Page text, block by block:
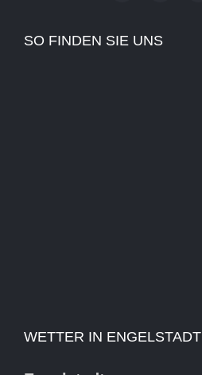
SO FINDEN SIE UNS
WETTER IN ENGELSTADT